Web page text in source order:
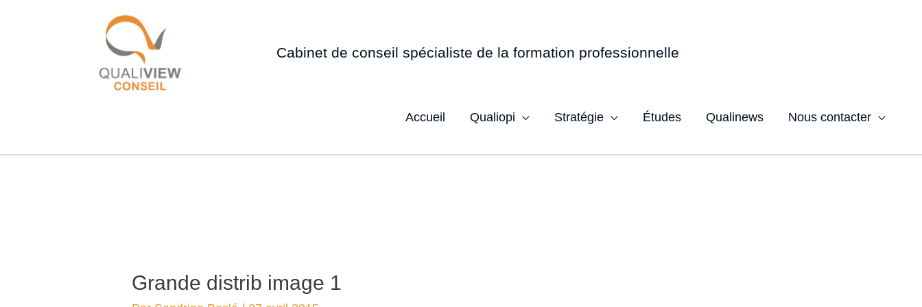
Cabinet de conseil spécialiste de la formation professionnelle
Accueil Qualiopi Stratégie Études Qualinews Nous contacter
Grande distrib image 1